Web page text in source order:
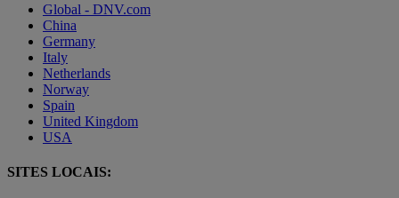
Global - DNV.com
China
Germany
Italy
Netherlands
Norway
Spain
United Kingdom
USA
SITES LOCAIS: